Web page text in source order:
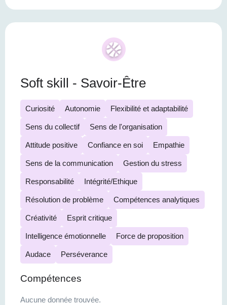
Soft skill - Savoir-Être
Curiosité Autonomie Flexibilité et adaptabilité
Sens du collectif Sens de l'organisation
Attitude positive Confiance en soi Empathie
Sens de la communication Gestion du stress
Responsabilité Intégrité/Ethique
Résolution de problème Compétences analytiques
Créativité Esprit critique
Intelligence émotionnelle Force de proposition
Audace Perséverance
Compétences
Aucune donnée trouvée.